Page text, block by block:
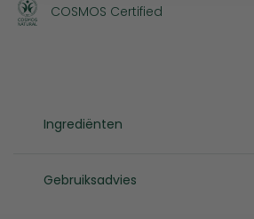
COSMOS Certified
Ingrediënten
Gebruiksadvies